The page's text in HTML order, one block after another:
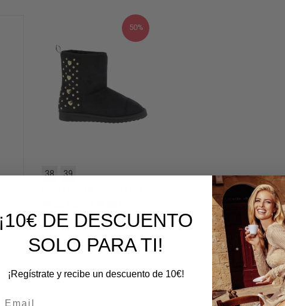
50%
38 39
¡10€ DE DESCUENTO
SOLO PARA TI!
¡Regístrate y recibe un descuento de 10€!